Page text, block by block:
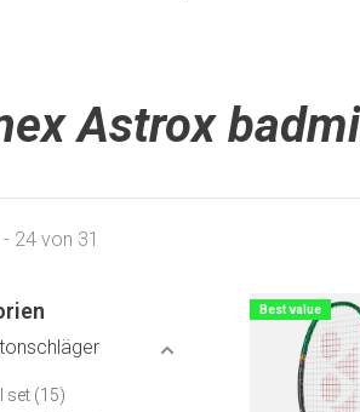
Astrox
24 von 31
set (15)
Best value